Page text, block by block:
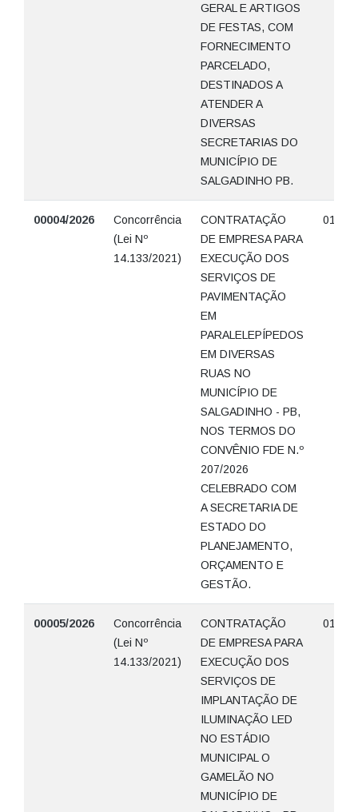
GERAL E ARTIGOS
DE FESTAS, COM
FORNECIMENTO
PARCELADO,
DESTINADOS A
ATENDER A
DIVERSAS
SECRETARIAS DO
MUNICÍPIO DE
SALGADINHO PB.
00004/2026
Concorrência
(Lei Nº
14.133/2021)
CONTRATAÇÃO
DE EMPRESA PARA
EXECUÇÃO DOS
SERVIÇOS DE
PAVIMENTAÇÃO
EM
PARALELEPÍPEDOS
EM DIVERSAS
RUAS NO
MUNICÍPIO DE
SALGADINHO - PB,
NOS TERMOS DO
CONVÊNIO FDE N.º
207/2026
CELEBRADO COM
A SECRETARIA DE
ESTADO DO
PLANEJAMENTO,
ORÇAMENTO E
GESTÃO.
01/07/
00005/2026
Concorrência
(Lei Nº
14.133/2021)
CONTRATAÇÃO
DE EMPRESA PARA
EXECUÇÃO DOS
SERVIÇOS DE
IMPLANTAÇÃO DE
ILUMINAÇÃO LED
NO ESTÁDIO
MUNICIPAL O
GAMELÃO NO
MUNICÍPIO DE
01/07/